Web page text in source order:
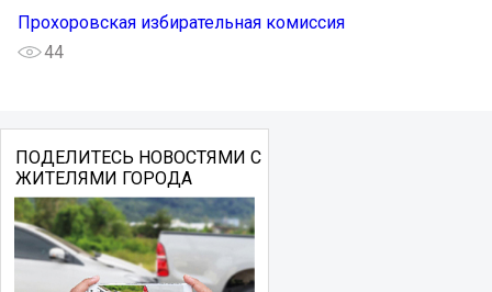
Прохоровская избирательная комиссия
44
ПОДЕЛИТЕСЬ НОВОСТЯМИ С
ЖИТЕЛЯМИ ГОРОДА